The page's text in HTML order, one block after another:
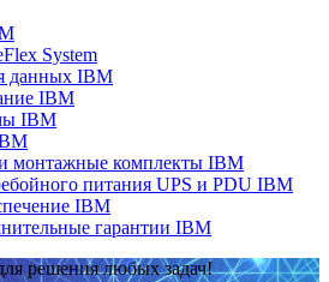
System
данных IBM
IBM
IBM
монтажные комплекты IBM
питания UPS и PDU IBM
IBM
гарантии IBM
решения любых задач!